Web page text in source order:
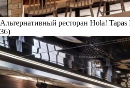
Альтернативный ресторан Hola!
36)